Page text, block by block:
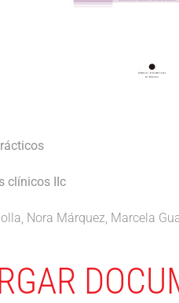
clínicos IIc
Nora Márquez, Marcela